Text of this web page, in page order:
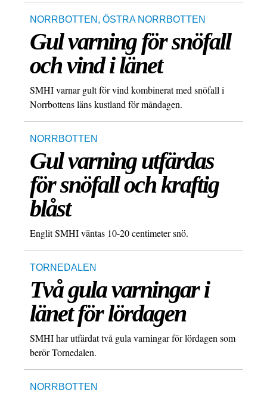
NORRBOTTEN , ÖSTRA NORRBOTTEN
Gul varning för snöfall
och vind i länet
SMHI varnar gult för vind kombinerat med snöfall i
Norrbottens läns kustland för måndagen.
NORRBOTTEN
Gul varning utfärdas
för snöfall och kraftig
blåst
Englit SMHI väntas 10-20 centimeter snö.
TORNEDALEN
Två gula varningar i
länet för lördagen
SMHI har utfärdat två gula varningar för lördagen som
berör Tornedalen.
NORRBOTTEN